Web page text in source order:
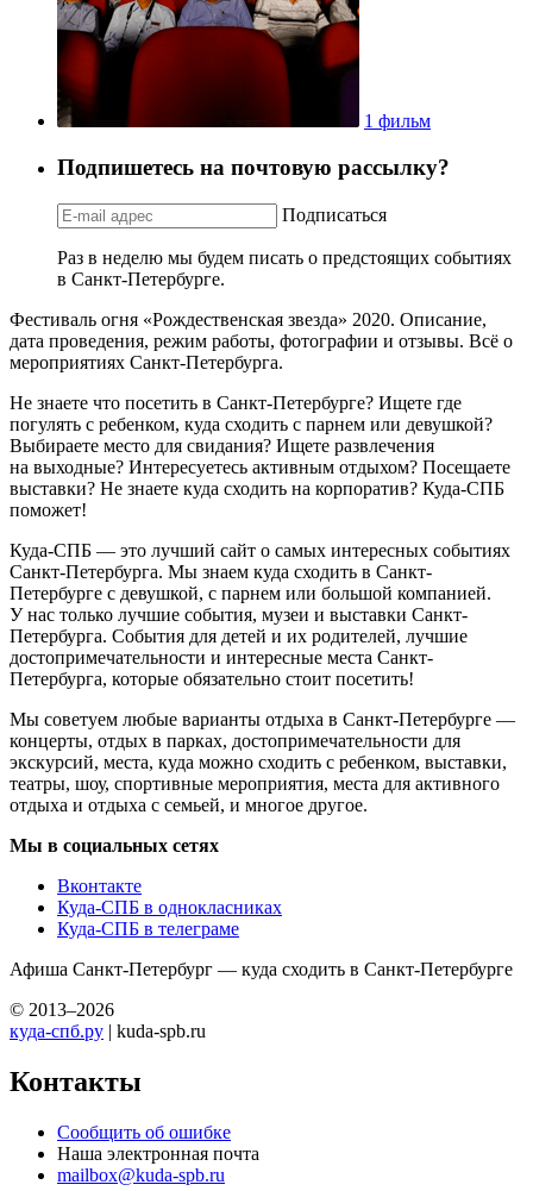
1 фильм
Подпишетесь на почтовую рассылку?
Подписаться
Раз в неделю мы будем писать о предстоящих событиях
в Санкт-Петербурге.
Фестиваль огня «Рождественская звезда» 2020. Описание,
дата проведения, режим работы, фотографии и отзывы. Всё о
мероприятиях Санкт-Петербурга.
Не знаете что посетить в Санкт-Петербурге? Ищете где
погулять с ребенком, куда сходить с парнем или девушкой?
Выбираете место для свидания? Ищете развлечения
на выходные? Интересуетесь активным отдыхом? Посещаете
выставки? Не знаете куда сходить на корпоратив? Куда-СПБ
поможет!
Куда-СПБ — это лучший сайт о самых интересных событиях
Санкт-Петербурга. Мы знаем куда сходить в Санкт-
Петербурге с девушкой, с парнем или большой компанией.
У нас только лучшие события, музеи и выставки Санкт-
Петербурга. События для детей и их родителей, лучшие
достопримечательности и интересные места Санкт-
Петербурга, которые обязательно стоит посетить!
Мы советуем любые варианты отдыха в Санкт-Петербурге —
концерты, отдых в парках, достопримечательности для
экскурсий, места, куда можно сходить с ребенком, выставки,
театры, шоу, спортивные мероприятия, места для активного
отдыха и отдыха с семьей, и многое другое.
Мы в социальных сетях
Вконтакте
Куда-СПБ в однокласниках
Куда-СПБ в телеграме
Афиша Санкт-Петербург — куда сходить в Санкт-Петербурге
© 2013–2026
куда-спб.ру | kuda-spb.ru
Контакты
Сообщить об ошибке
Наша электронная почта
mailbox@kuda-spb.ru